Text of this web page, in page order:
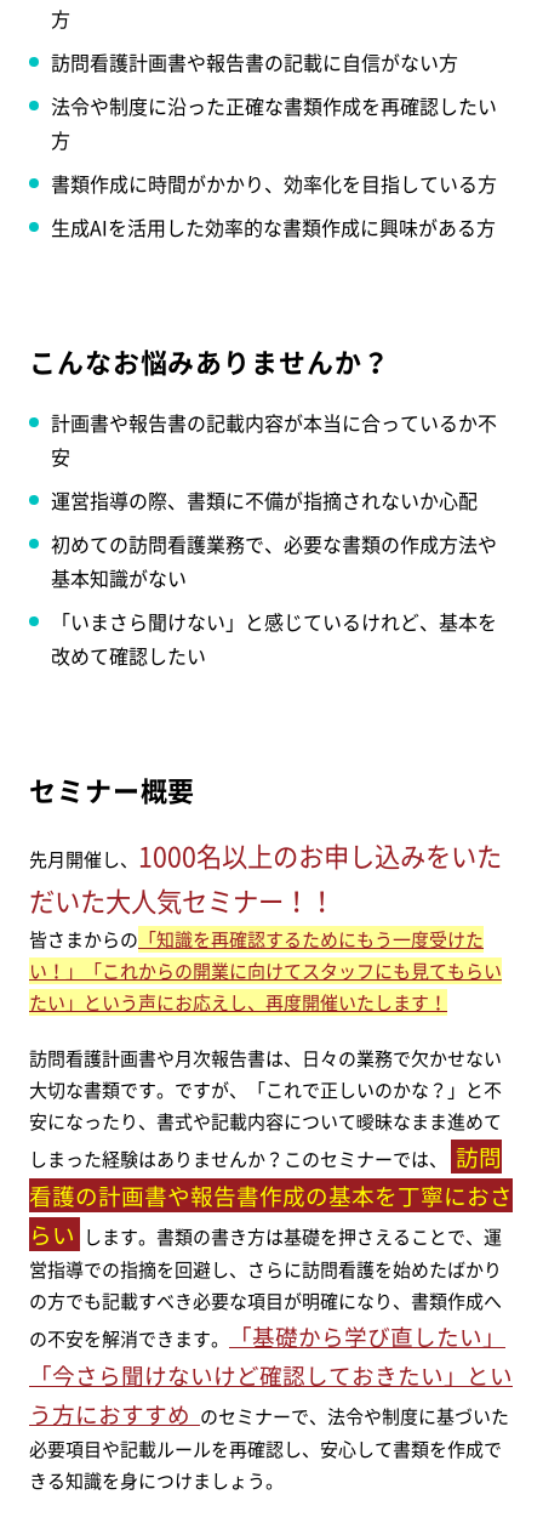
方
訪問看護計画書や報告書の記載に自信がない方
法令や制度に沿った正確な書類作成を再確認したい
方
書類作成に時間がかかり、効率化を目指している方
生成AIを活用した効率的な書類作成に興味がある方
こんなお悩みありませんか？
計画書や報告書の記載内容が本当に合っているか不
安
運営指導の際、書類に不備が指摘されないか心配
初めての訪問看護業務で、必要な書類の作成方法や
基本知識がない
「いまさら聞けない」と感じているけれど、基本を
改めて確認したい
セミナー概要
先月開催し、 1000名以上のお申し込みをいた
だいた大人気セミナー！！
皆さまからの 「知識を再確認するためにもう一度受けた
い！」「これからの開業に向けてスタッフにも見てもらい
たい」という声にお応えし、再度開催いたします！
訪問看護計画書や月次報告書は、日々の業務で欠かせない
大切な書類です。ですが、「これで正しいのかな？」と不
安になったり、書式や記載内容について曖昧なまま進めて
しまった経験はありませんか？このセミナーでは、
訪問
看護の計画書や報告書作成の基本を丁寧におさ
らい します。書類の書き方は基礎を押さえることで、運
営指導での指摘を回避し、さらに訪問看護を始めたばかり
の方でも記載すべき必要な項目が明確になり、書類作成へ
の不安を解消できます。
「基礎から学び直したい」
「今さら聞けないけど確認しておきたい」とい
う方におすすめ のセミナーで、法令や制度に基づいた
必要項目や記載ルールを再確認し、安心して書類を作成で
きる知識を身につけましょう。